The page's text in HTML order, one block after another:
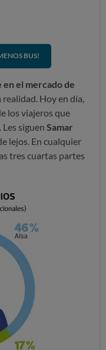
BUS!
en el mercado de
realidad. Hoy en día,
los viajeros que
siguen Samar
lejos. En cualquier
tres cuartas partes